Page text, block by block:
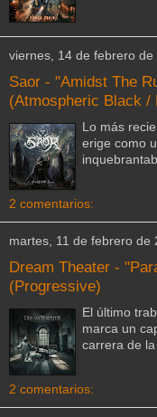
viernes, 14 de febrero de
Saor - "Amidst The
(Atmospheric Black /
Lo más
erige como
2 comentarios:
martes, 11 de febrero de
Dream Theater -
(Progressive)
El último
marca un
carrera de la
2 comentarios: